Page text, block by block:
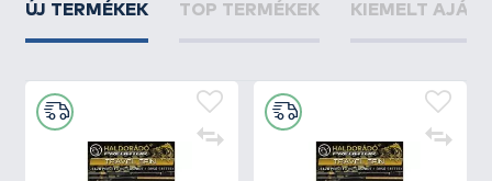
ÚJ TERMÉKEK TOP TERMÉKEK KIEMELT